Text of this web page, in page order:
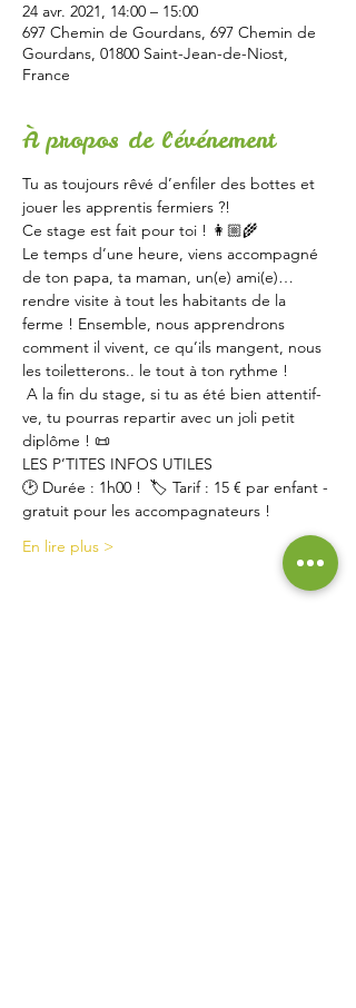
24 avr. 2021, 14:00 – 15:00
697 Chemin de Gourdans, 697 Chemin de
Gourdans, 01800 Saint-Jean-de-Niost,
France
À propos de l'événement
Tu as toujours rêvé d’enfiler des bottes et
jouer les apprentis fermiers ?!
Ce stage est fait pour toi ! 👩🏼‍🌾
Le temps d’une heure, viens accompagné
de ton papa, ta maman, un(e) ami(e)…
rendre visite à tout les habitants de la
ferme ! Ensemble, nous apprendrons
comment il vivent, ce qu’ils mangent, nous
les toiletterons.. le tout à ton rythme !
A la fin du stage, si tu as été bien attentif-
ve, tu pourras repartir avec un joli petit
diplôme ! 📜
LES P’TITES INFOS UTILES
🕑 Durée : 1h00 !  🏷 Tarif : 15 € par enfant -
gratuit pour les accompagnateurs !
En lire plus >